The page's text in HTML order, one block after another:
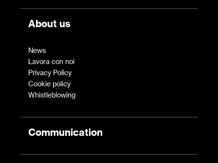
About us
News
Lavora con noi
Privacy Policy
Cookie policy
Whistleblowing
Communication